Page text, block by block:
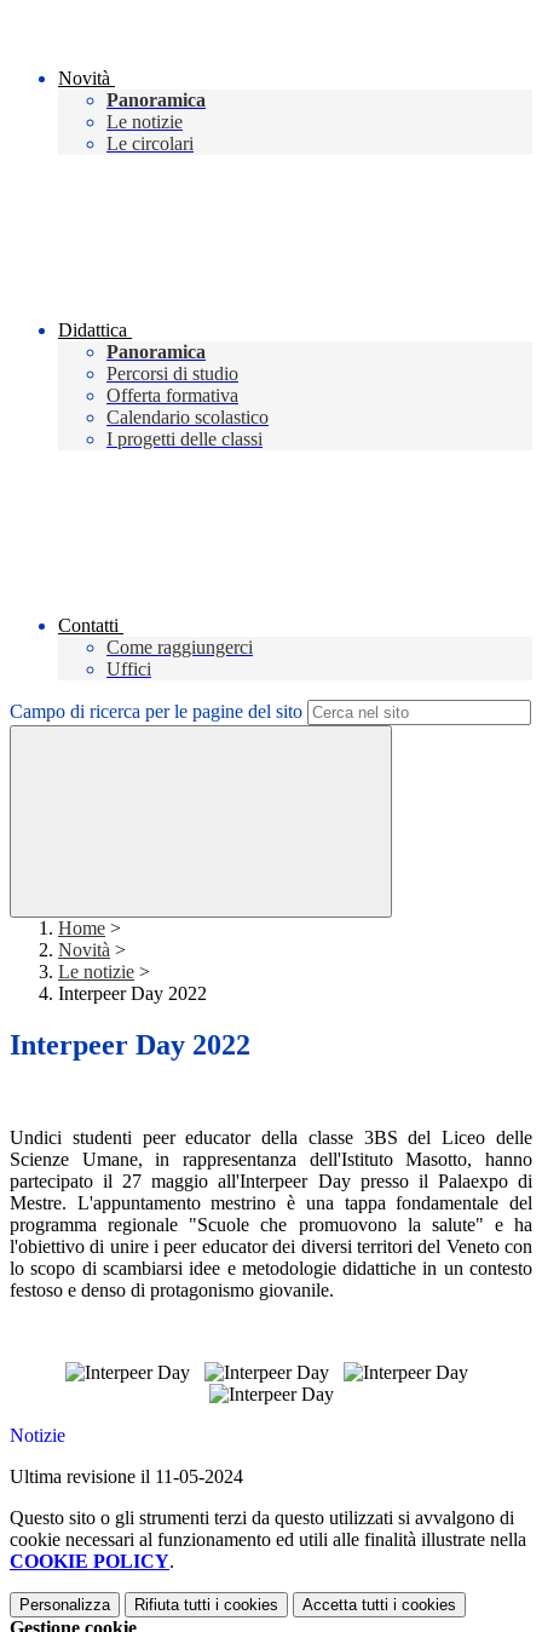
Novità
Panoramica
Le notizie
Le circolari
Didattica
Panoramica
Percorsi di studio
Offerta formativa
Calendario scolastico
I progetti delle classi
Contatti
Come raggiungerci
Uffici
Campo di ricerca per le pagine del sito
Home >
Novità >
Le notizie >
Interpeer Day 2022
Interpeer Day 2022
Undici studenti peer educator della classe 3BS del Liceo delle
Scienze Umane, in rappresentanza dell'Istituto Masotto, hanno
partecipato il 27 maggio all'Interpeer Day presso il Palaexpo di
Mestre. L'appuntamento mestrino è una tappa fondamentale del
programma regionale "Scuole che promuovono la salute" e ha
l'obiettivo di unire i peer educator dei diversi territori del Veneto con
lo scopo di scambiarsi idee e metodologie didattiche in un contesto
festoso e denso di protagonismo giovanile.
Notizie
Ultima revisione il 11-05-2024
Questo sito o gli strumenti terzi da questo utilizzati si avvalgono di
cookie necessari al funzionamento ed utili alle finalità illustrate nella
COOKIE POLICY.
Personalizza Rifiuta tutti i cookies Accetta tutti i cookies